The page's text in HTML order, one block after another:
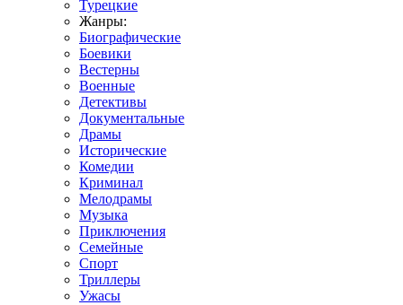
Турецкие
Жанры:
Биографические
Боевики
Вестерны
Военные
Детективы
Документальные
Драмы
Исторические
Комедии
Криминал
Мелодрамы
Музыка
Приключения
Семейные
Спорт
Триллеры
Ужасы